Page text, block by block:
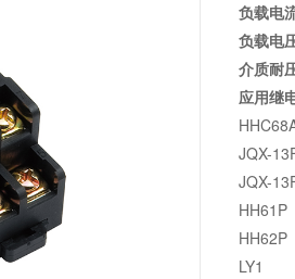
负载电
负载电
介质耐
应用继
JQX-
JQX-
HH61P
HH62P
LY1